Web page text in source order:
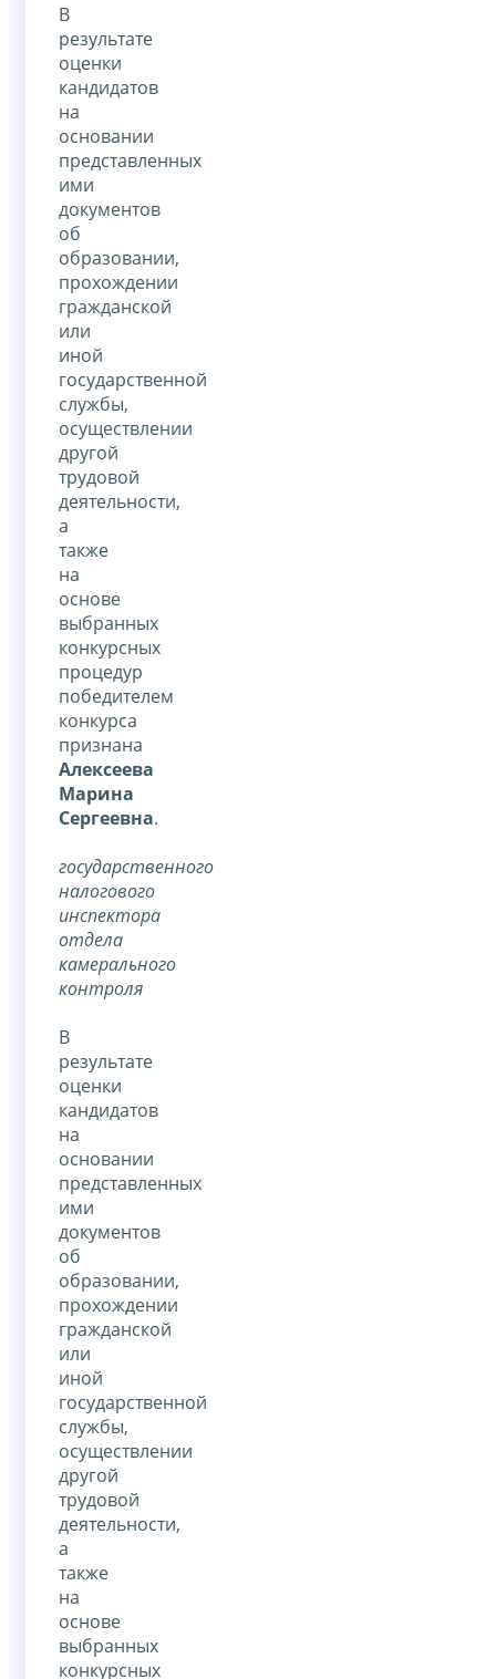
В
результате
оценки
кандидатов
на
основании
представленных
ими
документов
об
образовании,
прохождении
гражданской
или
иной
государственной
службы,
осуществлении
другой
трудовой
деятельности,
а
также
на
основе
выбранных
конкурсных
процедур
победителем
конкурса
признана
Алексеева
Марина
Сергеевна.
государственного
налогового
инспектора
отдела
камерального
контроля
В
результате
оценки
кандидатов
на
основании
представленных
ими
документов
об
образовании,
прохождении
гражданской
или
иной
государственной
службы,
осуществлении
другой
трудовой
деятельности,
а
также
на
основе
выбранных
конкурсных